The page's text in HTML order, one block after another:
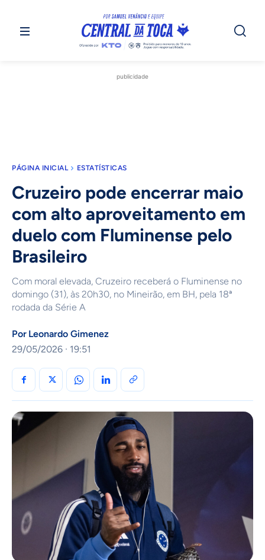
publicidade
PÁGINA INICIAL ESTATÍSTICAS
Cruzeiro pode encerrar maio
com alto aproveitamento em
duelo com Fluminense pelo
Brasileiro
Com moral elevada, Cruzeiro receberá o Fluminense no
domingo (31), às 20h30, no Mineirão, em BH, pela 18ª
rodada da Série A
Por Leonardo Gimenez
29/05/2026 · 19:51